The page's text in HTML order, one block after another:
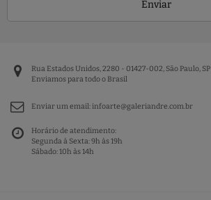
Enviar
Rua Estados Unidos, 2280 - 01427-002, São Paulo, SP
Enviamos para todo o Brasil
Enviar um email:infoarte@galeriandre.com.br
Horário de atendimento:
Segunda à Sexta: 9h às 19h
Sábado: 10h às 14h